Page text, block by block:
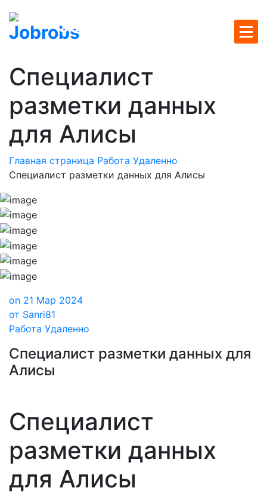
содержимомуJobrobs
Специалист
разметки данных
для Алисы
Главная страница Работа Удаленно
Специалист разметки данных для Алисы
on 21 Мар 2024
от Sanri81
Работа Удаленно
Специалист разметки данных для
Алисы
Специалист
разметки данных
для Алисы